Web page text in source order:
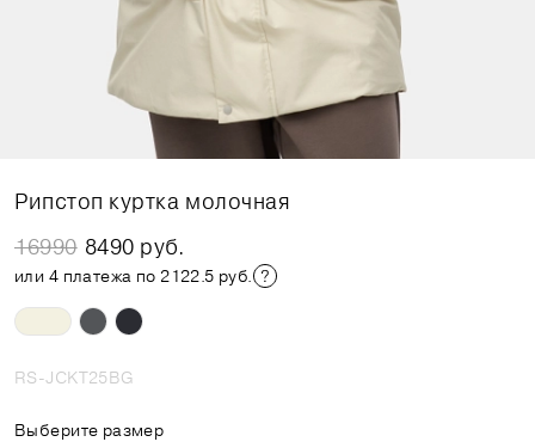
Рипстоп куртка молочная
16990 8490 руб.
или 4 платежа по 2122.5 руб.
RS-JCKT25BG
Выберите размер